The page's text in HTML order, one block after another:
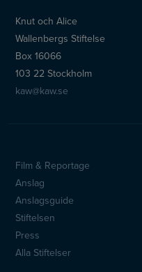
Knut och Alice
Wallenbergs Stiftelse
Box 16066
103 22 Stockholm
kaw@kaw.se
Sidfotsmeny
Film & Reportage
Anslag
Anslagsguide
Stiftelsen
Press
Alla Stiftelser